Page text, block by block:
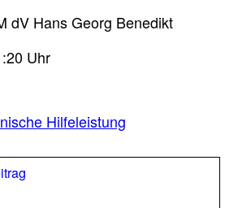
dV Hans Georg Benedikt
Uhr
Hilfeleistung